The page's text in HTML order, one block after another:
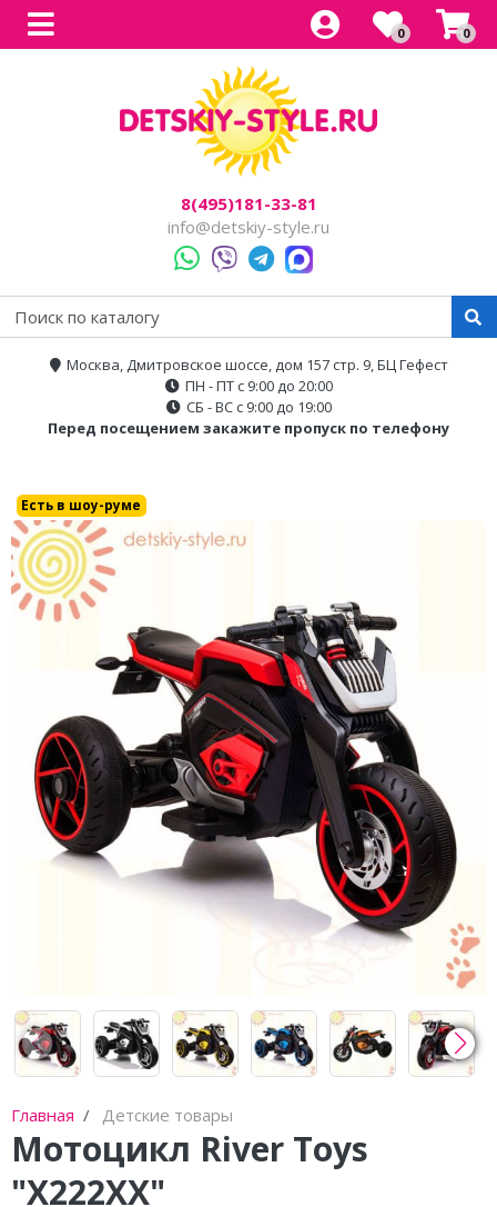
0 0
8(495)181-33-81
info@detskiy-style.ru
Москва, Дмитровское шоссе, дом 157 стр. 9, БЦ Гефест
ПН - ПТ с 9:00 до 20:00
СБ - ВС с 9:00 до 19:00
Перед посещением закажите пропуск по телефону
Есть в шоу-руме
Главная Детские товары
Мотоцикл River Toys
"Х222ХХ"
Багги
Мотоциклы
Каталки,толокары
Премиум под заказ
Аксессуары
Для прогулок
Для бездорожья
Электроскутеры
Аксессуары
Детский электроснегокаты
Одноместные